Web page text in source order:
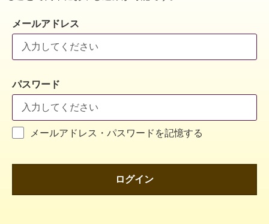
メールアドレス
パスワード
メールアドレス・パスワードを記憶する
ログイン